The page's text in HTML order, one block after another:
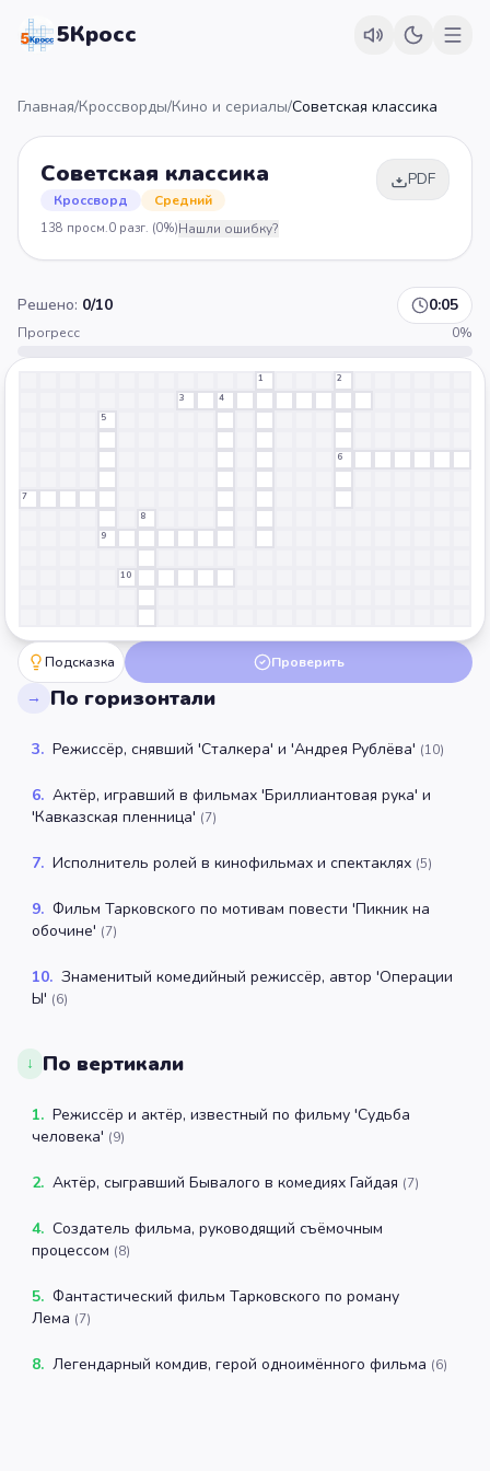
5Кросс
Главная/Кроссворды/Кино и сериалы/Советская классика
Советская классика
Кроссворд Средний
PDF
138 просм.0 разг. (0%)Нашли ошибку?
Решено: 0/10 0:06
Прогресс 0%
1
2
3
4
5
6
7
8
9
10
Подсказка Проверить
→ По горизонтали
3. Режиссёр, снявший 'Сталкера' и 'Андрея Рублёва' (10)
6. Актёр, игравший в фильмах 'Бриллиантовая рука' и
'Кавказская пленница' (7)
7. Исполнитель ролей в кинофильмах и спектаклях (5)
9. Фильм Тарковского по мотивам повести 'Пикник на
обочине' (7)
10. Знаменитый комедийный режиссёр, автор 'Операции
Ы' (6)
↓ По вертикали
1. Режиссёр и актёр, известный по фильму 'Судьба
человека' (9)
2. Актёр, сыгравший Бывалого в комедиях Гайдая (7)
4. Создатель фильма, руководящий съёмочным
процессом (8)
5. Фантастический фильм Тарковского по роману
Лема (7)
8. Легендарный комдив, герой одноимённого фильма (6)